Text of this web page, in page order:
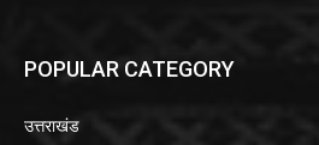
POPULAR CATEGORY
उत्तराखंड